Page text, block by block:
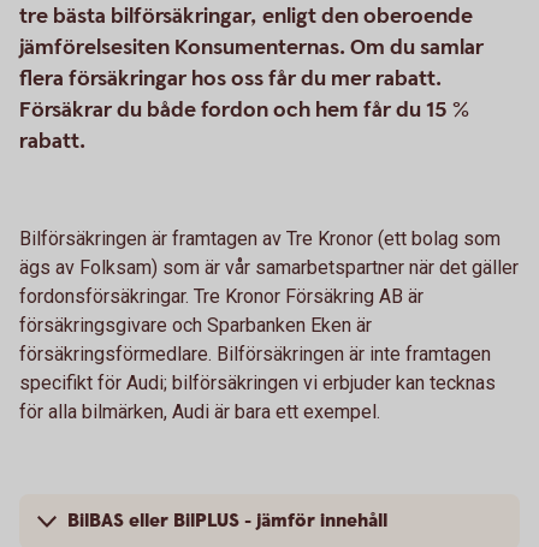
tre bästa bilförsäkringar, enligt den oberoende
jämförelsesiten Konsumenternas. Om du samlar
flera försäkringar hos oss får du mer rabatt.
Försäkrar du både fordon och hem får du 15 %
rabatt.
Bilförsäkringen är framtagen av Tre Kronor (ett bolag som
ägs av Folksam) som är vår samarbetspartner när det gäller
fordonsförsäkringar. Tre Kronor Försäkring AB är
försäkringsgivare och Sparbanken Eken är
försäkringsförmedlare. Bilförsäkringen är inte framtagen
specifikt för Audi; bilförsäkringen vi erbjuder kan tecknas
för alla bilmärken, Audi är bara ett exempel.
BilBAS eller BilPLUS - jämför innehåll